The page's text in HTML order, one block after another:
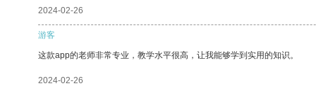
2024-02-26
游客
这款app的老师非常专业，教学水平很高，让我能够学到实用的知识。
2024-02-26